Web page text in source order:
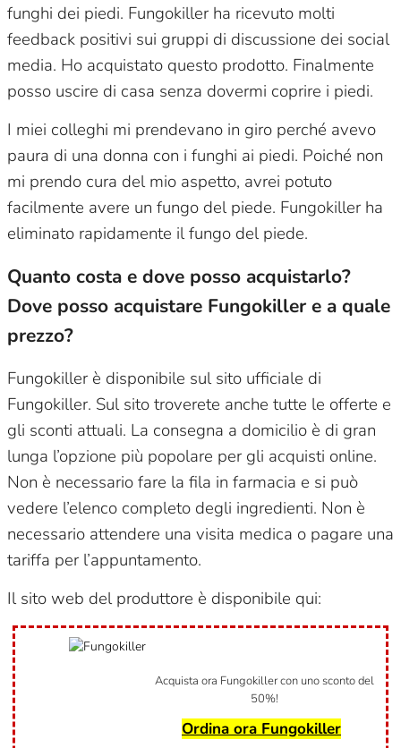
funghi dei piedi. Fungokiller ha ricevuto molti
feedback positivi sui gruppi di discussione dei social
media. Ho acquistato questo prodotto. Finalmente
posso uscire di casa senza dovermi coprire i piedi.
I miei colleghi mi prendevano in giro perché avevo
paura di una donna con i funghi ai piedi. Poiché non
mi prendo cura del mio aspetto, avrei potuto
facilmente avere un fungo del piede. Fungokiller ha
eliminato rapidamente il fungo del piede.
Quanto costa e dove posso acquistarlo?
Dove posso acquistare Fungokiller e a quale
prezzo?
Fungokiller è disponibile sul sito ufficiale di
Fungokiller. Sul sito troverete anche tutte le offerte e
gli sconti attuali. La consegna a domicilio è di gran
lunga l’opzione più popolare per gli acquisti online.
Non è necessario fare la fila in farmacia e si può
vedere l’elenco completo degli ingredienti. Non è
necessario attendere una visita medica o pagare una
tariffa per l’appuntamento.
Il sito web del produttore è disponibile qui:
Acquista ora Fungokiller con uno sconto del
50%!
Ordina ora Fungokiller